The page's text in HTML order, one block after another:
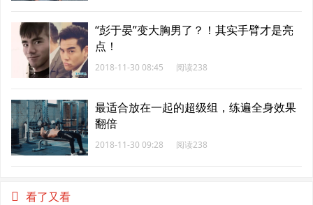
“彭于晏”变大胸男了？！其实手臂才是亮
点！
2018-11-30 08:45 阅读238
最适合放在一起的超级组，练遍全身效果
翻倍
2018-11-30 09:28 阅读238
看了又看